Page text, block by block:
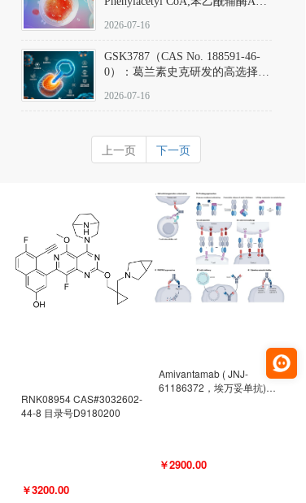
2026-07-16
GSK3787（CAS No. 188591-46-
0）：葛兰素史克研发的高选择
抗剂，被广泛视为研究PPARδ核
靶点药理机制的金标准化学探
针。
2026-07-16
上一页 下一页
RNK08954 CAS#3032602-
44-8 目录号D9180200
￥3200.00
Amivantamab ( JNJ-
61186372，埃万妥单抗)
￥2900.00